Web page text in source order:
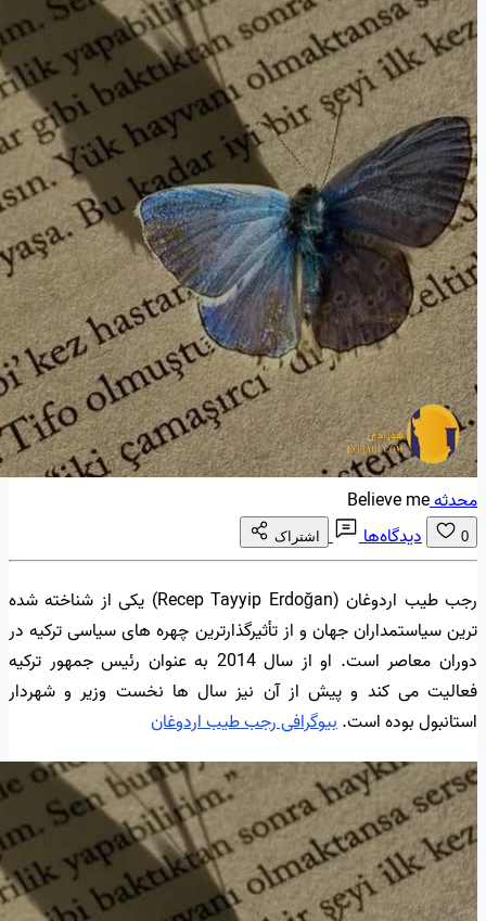
محدثهBelieve me
0 دیدگاه‌ها اشتراک
رجب طیب اردوغان (Recep Tayyip Erdoğan) یکی از شناخته شده
ترین سیاستمداران جهان و از تأثیرگذارترین چهره های سیاسی ترکیه در
دوران معاصر است. او از سال 2014 به عنوان رئیس جمهور ترکیه
فعالیت می کند و پیش از آن نیز سال ها نخست وزیر و شهردار
استانبول بوده است.بیوگرافی رجب طیب اردوغان